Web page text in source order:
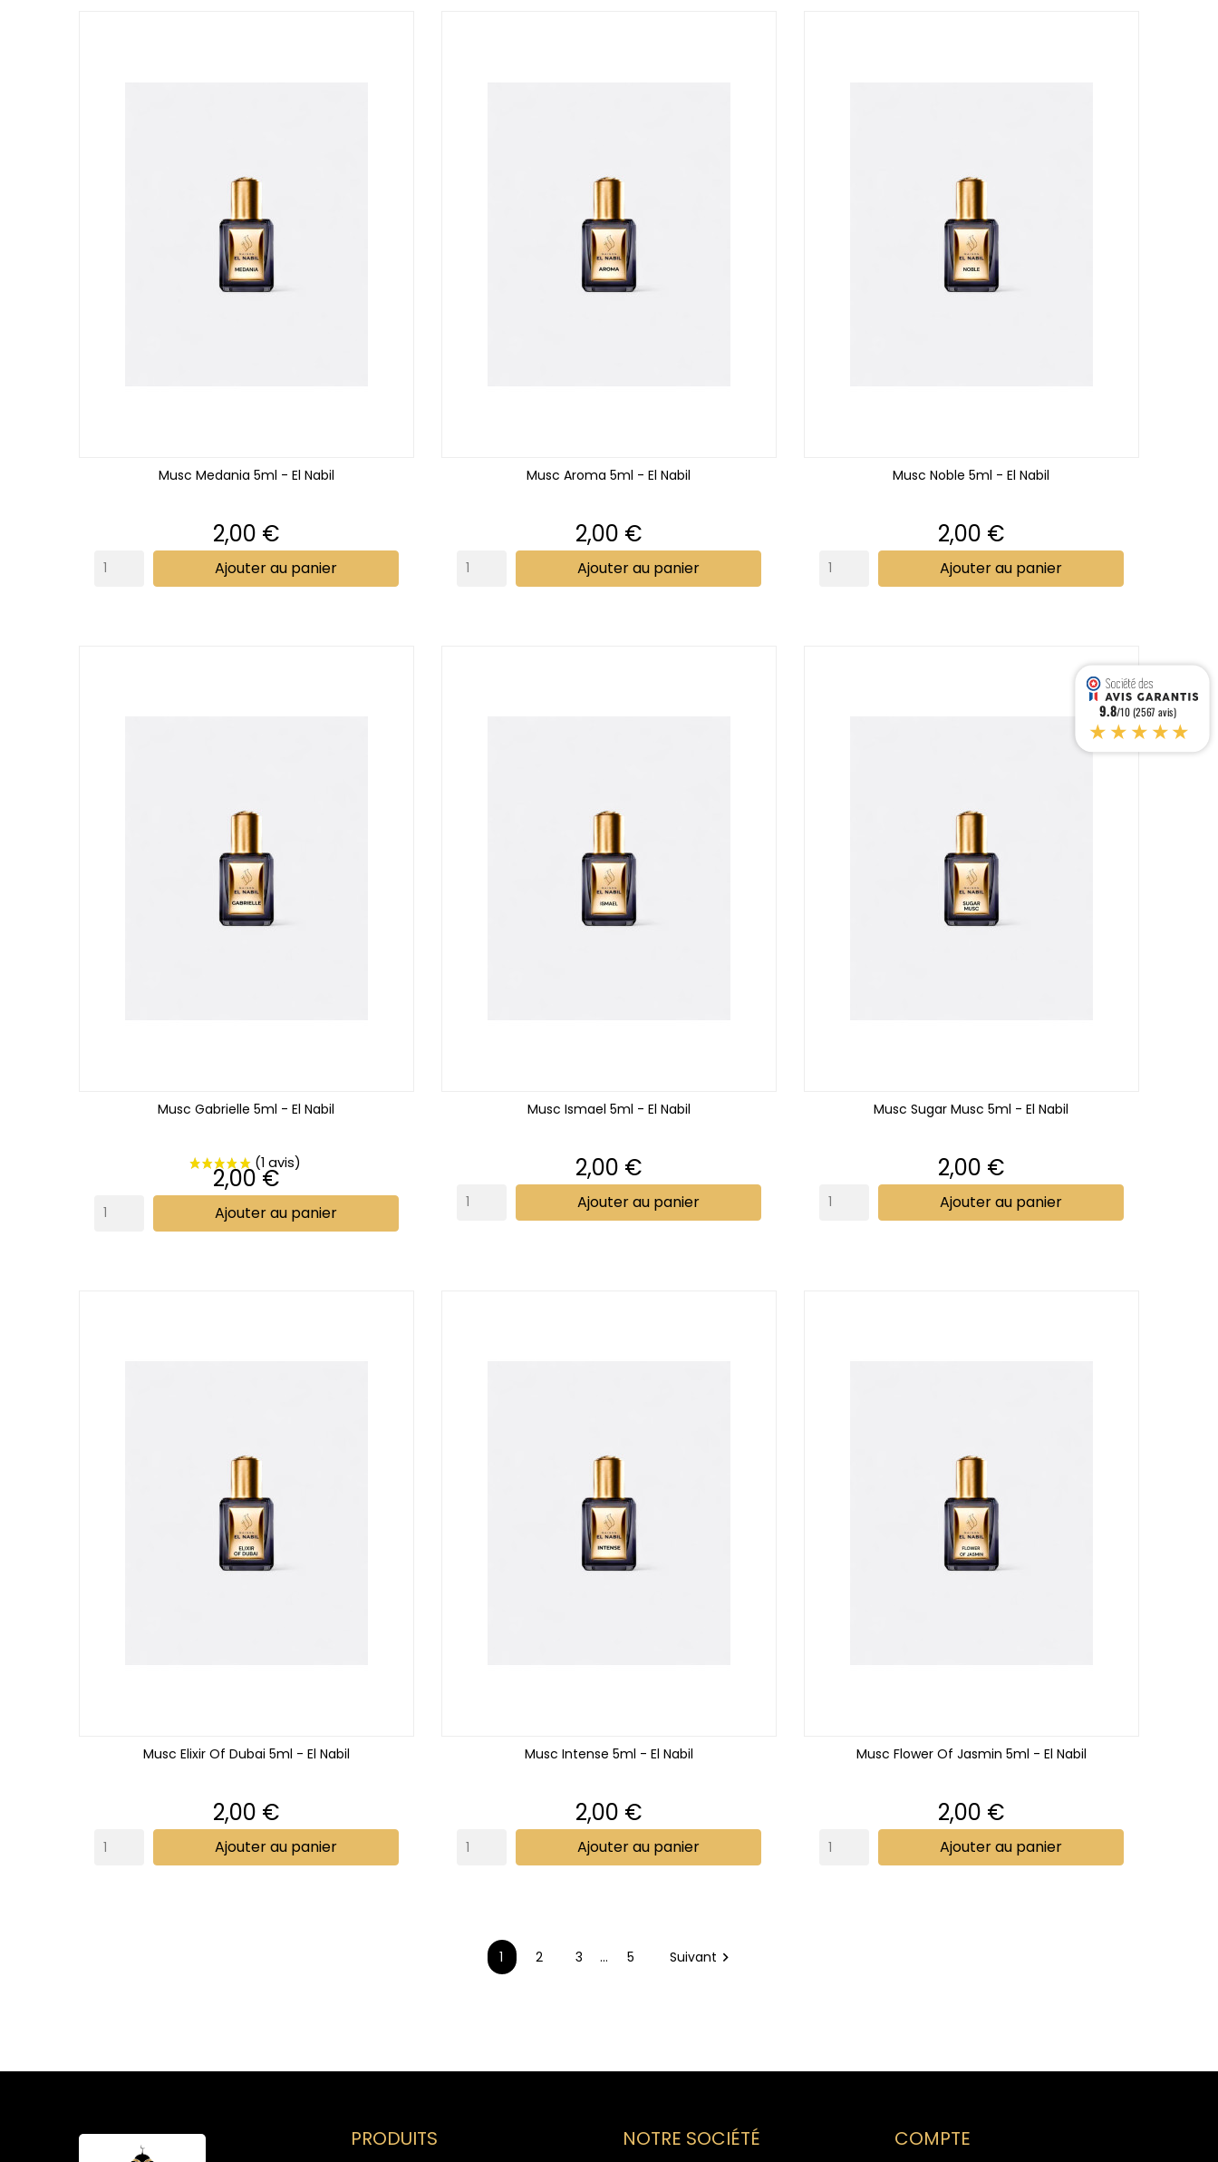
Musc Medania 5ml - El Nabil
Prix
2,00 €
Ajouter au panier
Musc Aroma 5ml - El Nabil
Prix
2,00 €
Ajouter au panier
Musc Noble 5ml - El Nabil
Prix
2,00 €
Ajouter au panier
Musc Gabrielle 5ml - El Nabil
Prix
2,00 €
Ajouter au panier
Musc Ismael 5ml - El Nabil
Prix
2,00 €
Ajouter au panier
Musc Sugar Musc 5ml - El Nabil
Prix
2,00 €
Ajouter au panier
Musc Elixir Of Dubai 5ml - El Nabil
Prix
2,00 €
Ajouter au panier
Musc Intense 5ml - El Nabil
Prix
2,00 €
Ajouter au panier
Musc Flower Of Jasmin 5ml - El Nabil
Prix
2,00 €
Ajouter au panier
1 2 3 … 5 Suivant 
PRODUITS NOTRE SOCIÉTÉ COMPTE
9.8/10 (2567 avis)
★★★★★